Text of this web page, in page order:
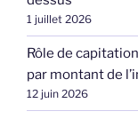
1 juillet 2026
Rôle de
par montant de
12 juin 2026